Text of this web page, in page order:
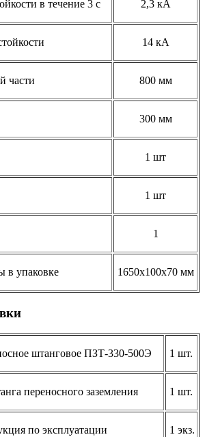
в течение 3 с 2,3 кА
14 кА
части 800 мм
300 мм
1 шт
1 шт
1
в упаковке 1650x100x70 мм
штанговое ПЗТ-330-500Э 1 шт.
переносного заземления 1 шт.
по эксплуатации 1 экз.